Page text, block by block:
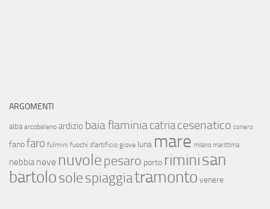
ARGOMENTI
alba arcobaleno ardizio baia flaminiacatriacesenatico conero
fanofaro fulmini fuochi d'artificio giove luna mare milano marittima
nebbia neve nuvolepesaro porto riminisan
bartolosolespiaggiatramonto venere